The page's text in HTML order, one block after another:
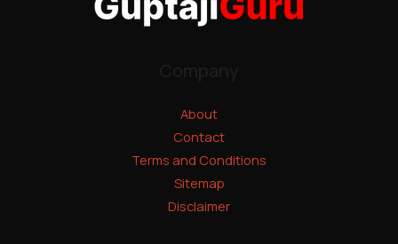
About
Contact
Terms and Conditions
Sitemap
Disclaimer